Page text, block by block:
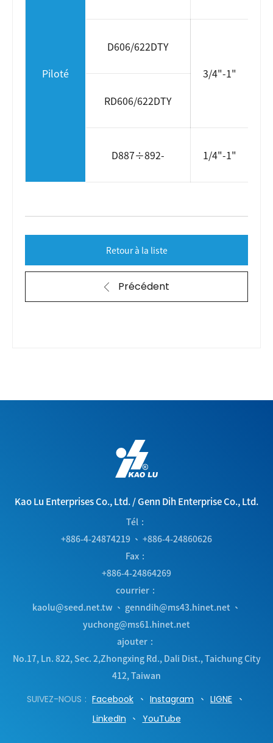
Piloté
D606/622DTY
3/4"-1"
RD606/622DTY
D887÷892- 1/4"-1"
Précédent
Retour à la liste
Kao Lu Enterprises Co., Ltd./Genn Dih Enterprise Co., Ltd.
Tél
+886-4-24874219 、 +886-4-24860626
Fax
+886-4-24864269
courrier
kaolu@seed.net.tw 、 genndih@ms43.hinet.net 、
yuchong@ms61.hinet.net
ajouter
No.17, Ln. 822, Sec. 2,Zhongxing Rd., Dali Dist., Taichung City
412, Taiwan
SUIVEZ-NOUS
Facebook Instagram
LIGNE
LinkedIn
YouTube